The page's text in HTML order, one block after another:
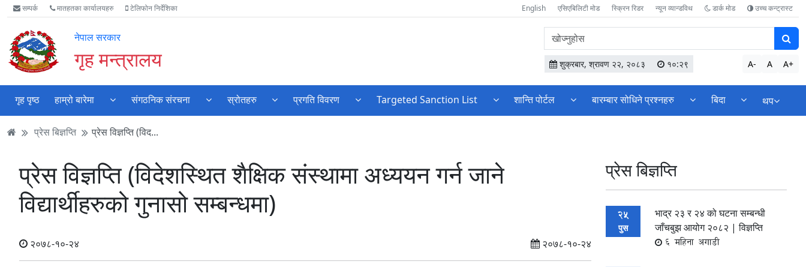
Accessibility
Mode
गर्नुहोस्
मुख्य
सामाग्री
पढ्नुहाेस्
मुख्य
नेभिगेसन
पढ्नुहाेस्
वेबसाइट
खोजमा
जानुहोस्
सम्पर्क मातहतका कार्यालयहरु टेलिफोन निर्देशिका English एसिएबिलिटी मोड स्क्रिन रिडर न्यून व्यान्डविथ डार्क मोड उच्च कन्ट्रास्ट
नेपाल सरकार
गृह मन्त्रालय
वेबसाइटमा
सामग्री
खोज्नुहोस
शुक्रबार, श्रावण २२, २०८३ १०:२९ A- A A+
गृह पृष्ठ हाम्रो बारेमा संगठनिक संरचना स्रोतहरु प्रगति विवरण Targeted Sanction List शान्ति पोर्टल बारम्बार सोधिने प्रश्नहरु बिदा थप
प्रेस बिज्ञप्ति प्रेस विज्ञप्ति (विद...
प्रेस विज्ञप्ति (विदेशस्थित शैक्षिक संस्थामा अध्ययन गर्न जाने
विद्यार्थीहरुको गुनासो सम्बन्धमा)
२०७८-१०-२४ २०७८-१०-२४
प्रेस बिज्ञप्ति
25
पुस
भाद्र २३ र २४ को घटना सम्बन्धी
जाँचबुझ आयोग २०८२ | विज्ञप्ति
6 महिना अगाडी